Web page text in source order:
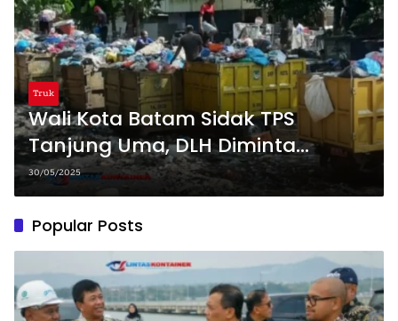
Truk
Wali Kota Batam Sidak TPS
Tanjung Uma, DLH Diminta
Tambah Kontainer
30/05/2025
Popular Posts